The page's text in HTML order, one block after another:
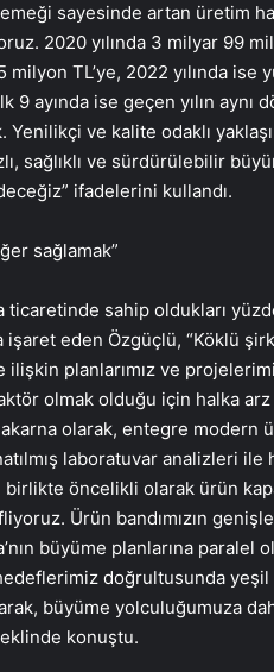
emeği sayesinde artan üretim
2020 yılında 3 milyar 99
milyon TL’ye, 2022 yılında ise
9 ayında ise geçen yılın
ve kalite odaklı
sağlıklı ve sürdürülebilir
ifadelerini kullandı.
sağlamak”
ticaretinde sahip oldukları
işaret eden Özgüçlü, “Köklü
ilişkin planlarımız ve
olmak olduğu için halka arz
olarak, entegre modern
laboratuvar analizleri
öncelikli olarak ürün
Ürün bandımızın
büyüme planlarına paralel
doğrultusunda yeşil
büyüme yolculuğumuza
konuştu.